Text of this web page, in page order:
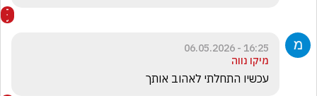
16:25 - 06.05.2026
מיקו נווה
עכשיו התחלתי לאהוב אותך